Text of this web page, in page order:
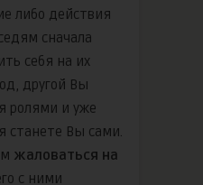
либо действия
сначала
себя на их
другой Вы
ролями и уже
станете Вы сами.
жаловаться на
с ними